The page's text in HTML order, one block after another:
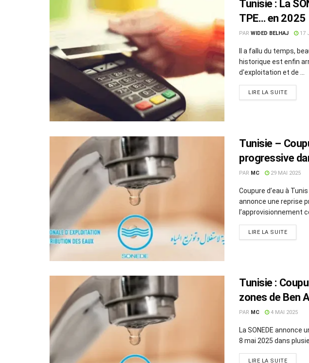
Tunisie : La
TPE… en 2025
PAR WIDED BELHAJ 17
Il a fallu du temps,
historique est enfin
d'exploitation et de ...
LIRE LA SUITE
Tunisie –
progressive
Tunis et Ben
PAR MC 29 MAI 2025
Coupure d’eau à
annonce une reprise
l’approvisionnement
LIRE LA SUITE
Tunisie :
zones de Ben
8 mai
PAR MC 4 MAI 2025
La SONEDE annonce
8 mai 2025 dans
LIRE LA SUITE